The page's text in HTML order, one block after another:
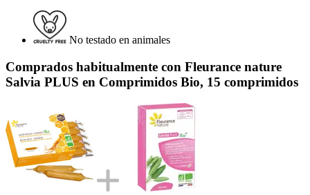
No testado en animales
Comprados habitualmente con Fleurance nature
Salvia PLUS en Comprimidos Bio, 15 comprimidos